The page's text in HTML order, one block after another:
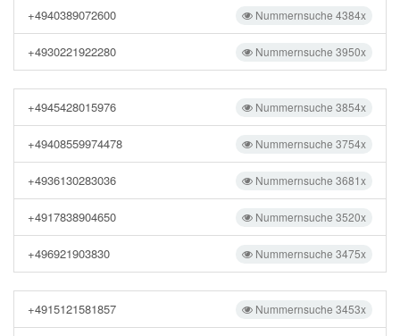
Nummernsuche 4384x
+4940389072600
Nummernsuche 3950x
+4930221922280
Nummernsuche 3854x
+4945428015976
Nummernsuche 3754x
+49408559974478
Nummernsuche 3681x
+4936130283036
Nummernsuche 3520x
+4917838904650
Nummernsuche 3475x
+496921903830
Nummernsuche 3453x
+4915121581857